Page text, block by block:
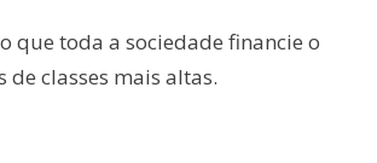
que toda a sociedade financie o
de classes mais altas.